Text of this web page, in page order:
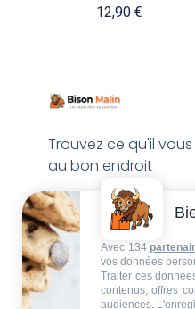
12,90 €
Trouvez ce qu'il
au bon endroit
Avec 134
vos données
Traiter ces
contenus, offres
audiences.